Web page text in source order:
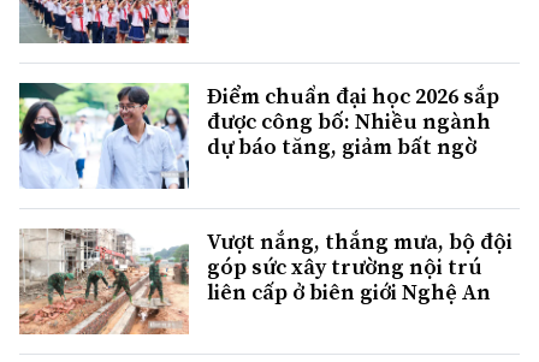
Điểm chuẩn đại học 2026 sắp
được công bố: Nhiều ngành
dự báo tăng, giảm bất ngờ
Vượt nắng, thắng mưa, bộ đội
góp sức xây trường nội trú
liên cấp ở biên giới Nghệ An